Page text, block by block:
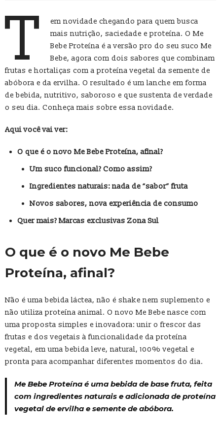
T
em novidade chegando para quem busca
mais nutrição, saciedade e proteína. O Me
Bebe Proteína é a versão pro do seu suco Me
Bebe, agora com dois sabores que combinam
frutas e hortaliças com a proteína vegetal da semente de
abóbora e da ervilha. O resultado é um lanche em forma
de bebida, nutritivo, saboroso e que sustenta de verdade
o seu dia. Conheça mais sobre essa novidade.
Aqui você vai ver:
O que é o novo Me Bebe Proteína, afinal?
Um suco funcional? Como assim?
Ingredientes naturais: nada de “sabor” fruta
Novos sabores, nova experiência de consumo
Quer mais? Marcas exclusivas Zona Sul
O que é o novo Me Bebe
Proteína, afinal?
Não é uma bebida láctea, não é shake nem suplemento e
não utiliza proteína animal. O novo Me Bebe nasce com
uma proposta simples e inovadora: unir o frescor das
frutas e dos vegetais à funcionalidade da proteína
vegetal, em uma bebida leve, natural, 100% vegetal e
pronta para acompanhar diferentes momentos do dia.
Me Bebe Proteína é uma bebida de base fruta, feita
com ingredientes naturais e adicionada de proteína
vegetal de ervilha e semente de abóbora.